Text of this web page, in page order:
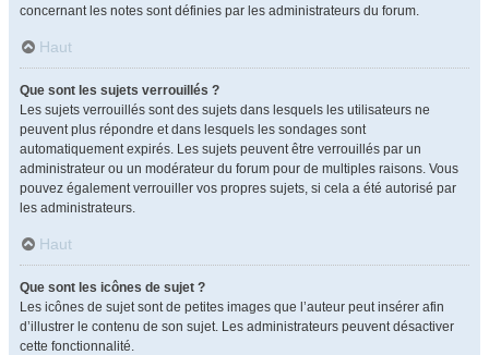
concernant les notes sont définies par les administrateurs du forum.
Haut
Que sont les sujets verrouillés ?
Les sujets verrouillés sont des sujets dans lesquels les utilisateurs ne
peuvent plus répondre et dans lesquels les sondages sont
automatiquement expirés. Les sujets peuvent être verrouillés par un
administrateur ou un modérateur du forum pour de multiples raisons. Vous
pouvez également verrouiller vos propres sujets, si cela a été autorisé par
les administrateurs.
Haut
Que sont les icônes de sujet ?
Les icônes de sujet sont de petites images que l’auteur peut insérer afin
d’illustrer le contenu de son sujet. Les administrateurs peuvent désactiver
cette fonctionnalité.